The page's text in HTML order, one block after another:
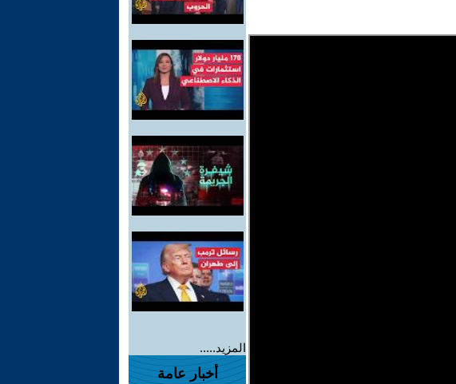
المزيد.....
أخبار عامة